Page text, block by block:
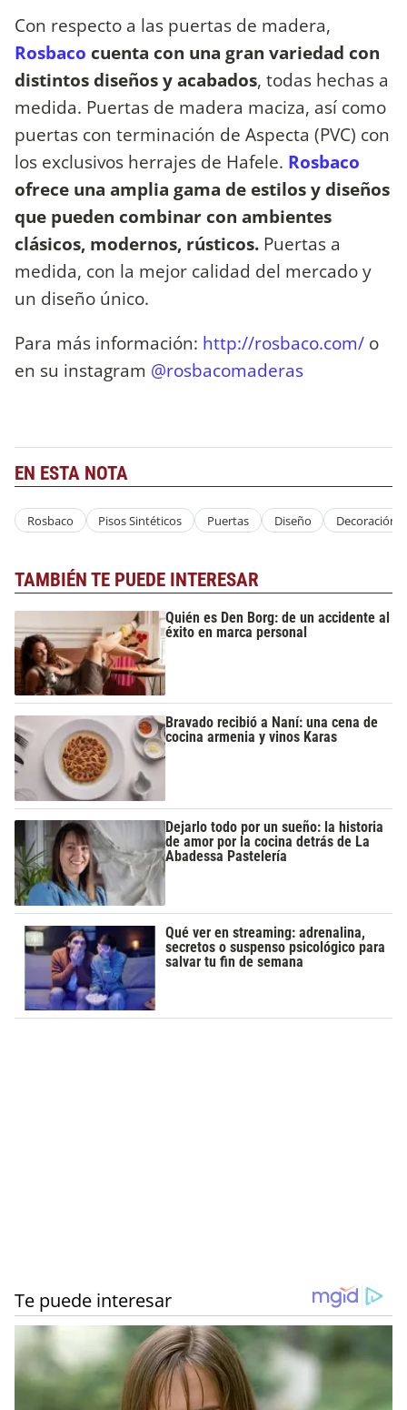
Con respecto a las puertas de madera,
Rosbaco cuenta con una gran variedad con
distintos diseños y acabados, todas hechas a
medida. Puertas de madera maciza, así como
puertas con terminación de Aspecta (PVC) con
los exclusivos herrajes de Hafele. Rosbaco
ofrece una amplia gama de estilos y diseños
que pueden combinar con ambientes
clásicos, modernos, rústicos. Puertas a
medida, con la mejor calidad del mercado y
un diseño único.
Para más información: http://rosbaco.com/ o
en su instagram @rosbacomaderas
EN ESTA NOTA
Rosbaco Pisos Sintéticos Puertas Diseño Decoración
TAMBIÉN TE PUEDE INTERESAR
Quién es Den Borg: de un accidente al
éxito en marca personal
Bravado recibió a Naní: una cena de
cocina armenia y vinos Karas
Dejarlo todo por un sueño: la historia
de amor por la cocina detrás de La
Abadessa Pastelería
Qué ver en streaming: adrenalina,
secretos o suspenso psicológico para
salvar tu fin de semana